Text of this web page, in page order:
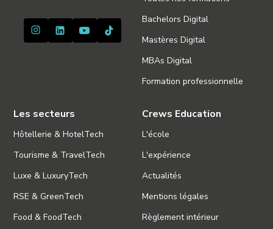
Bachelors Digital
Mastères Digital
MBAs Digital
Formation professionnelle
Les secteurs
Hôtellerie & HotelTech
Tourisme & TravelTech
Luxe & LuxuryTech
RSE & GreenTech
Food & FoodTech
Crews Education
L'école
L'expérience
Actualités
Mentions légales
Règlement intérieur